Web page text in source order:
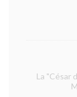
La "César